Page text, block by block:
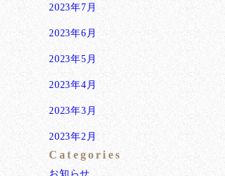
2023年7月
2023年6月
2023年5月
2023年4月
2023年3月
2023年2月
Categories
お知らせ